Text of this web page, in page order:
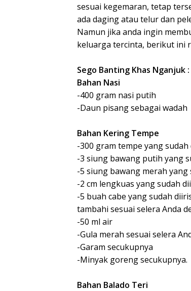
sesuai kegemaran, tetap
ada daging atau telur dan
Namun jika anda ingin
keluarga tercinta, berikut ini
Sego Banting Khas Nganjuk :
Bahan Nasi
-400 gram nasi putih
-Daun pisang sebagai wadah
Bahan Kering Tempe
-300 gram tempe yang
-3 siung bawang putih yang
-5 siung bawang merah
-2 cm lengkuas yang sudah
-5 buah cabe yang sudah
tambahi sesuai selera Anda
-50 ml air
-Gula merah sesuai selera
-Garam secukupnya
-Minyak goreng secukupnya.
Bahan Balado Teri